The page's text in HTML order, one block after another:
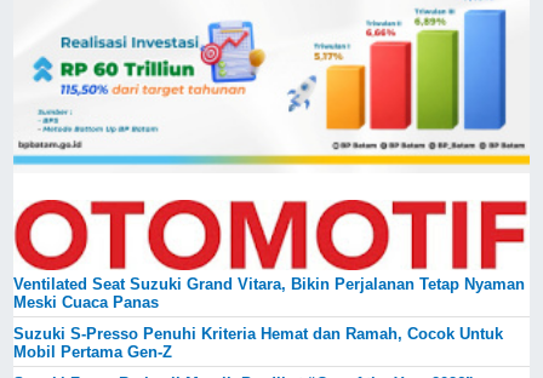
Ventilated Seat Suzuki Grand Vitara, Bikin Perjalanan Tetap Nyaman
Meski Cuaca Panas
Suzuki S-Presso Penuhi Kriteria Hemat dan Ramah, Cocok Untuk
Mobil Pertama Gen-Z